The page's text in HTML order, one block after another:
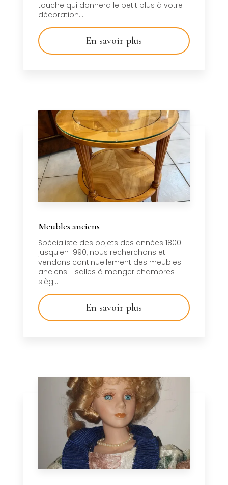
touche qui donnera le petit plus à votre
décoration....
En savoir plus
Meubles anciens
Spécialiste des objets des années 1800
jusqu'en 1990, nous recherchons et
vendons continuellement des meubles
anciens : salles à manger chambres
sièg...
En savoir plus